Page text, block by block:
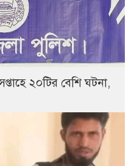
২০টির বেশি ঘটনা,